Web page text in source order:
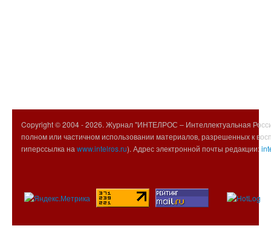
Copyright © 2004 -2026. Журнал "ИНТЕЛРОС – Интеллектуальная
полном или частичном использовании материалов, разрешенных к
гиперссылка на www.intelros.ru). Адрес электронной почты редакции: